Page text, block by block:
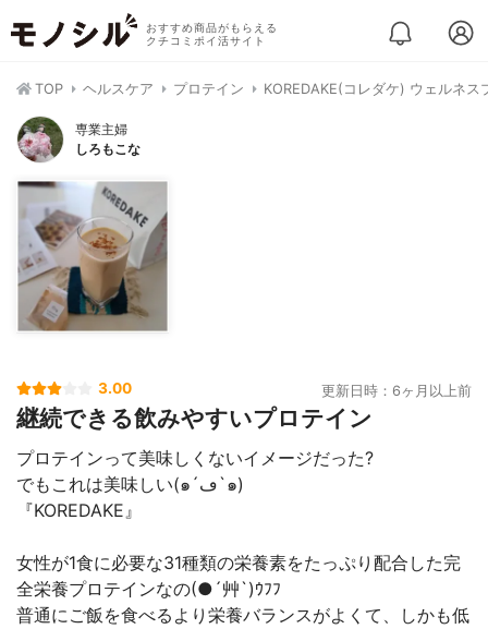
おすすめ商品がもらえる
クチコミポイ活サイト
TOP ヘルスケア プロテイン KOREDAKE(コレダケ) ウェルネス
専業主婦
しろもこな
3.00 更新日時：6ヶ月以上前
継続できる飲みやすいプロテイン
プロテインって美味しくないイメージだった?
でもこれは美味しい(๑´ڡ`๑)
『KOREDAKE』
女性が1食に必要な31種類の栄養素をたっぷり配合した完
全栄養プロテインなの(●´艸`)ｳﾌﾌ
普通にご飯を食べるより栄養バランスがよくて、しかも低